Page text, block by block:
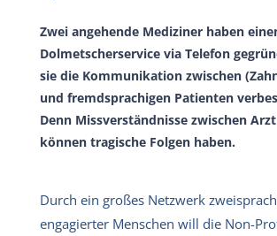
Zwei angehende Mediziner haben
Dolmetscherservice via Telefon
sie die Kommunikation zwischen
und fremdsprachigen Patienten
Denn Missverständnisse zwischen
können tragische Folgen haben.
Durch ein großes Netzwerk
engagierter Menschen will die Non-